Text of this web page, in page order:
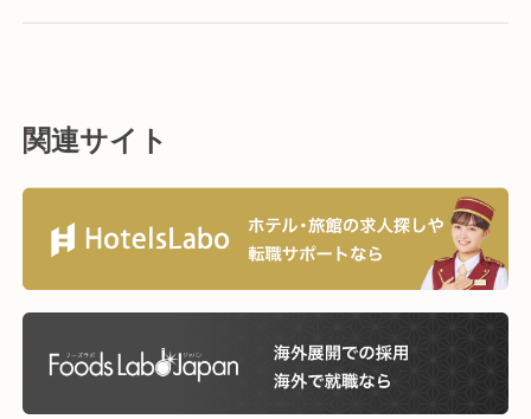
関連サイト